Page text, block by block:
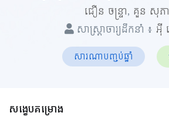
ជឿន ចន្រ្ទា, គួន សុភា
សាស្ត្រាចារ្យដឹកនាំ ៖ អ៊ី
សារណាបញ្ចប់ឆ្នាំ
សង្ខេបគម្រោង